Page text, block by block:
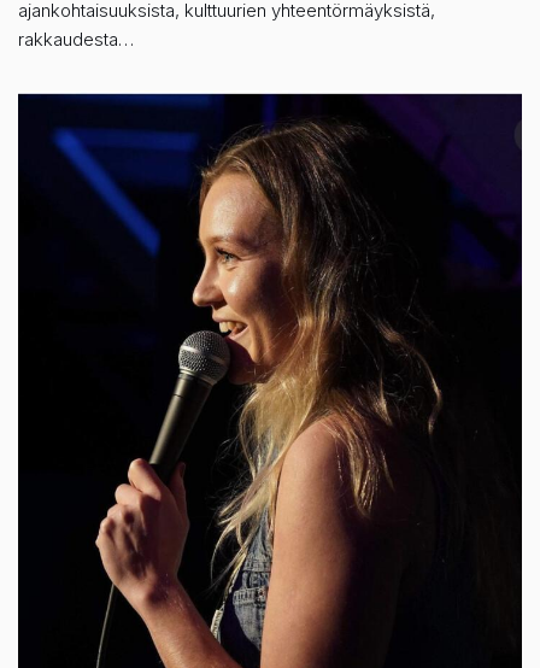
ajankohtaisuuksista, kulttuurien yhteentörmäyksistä,
rakkaudesta…